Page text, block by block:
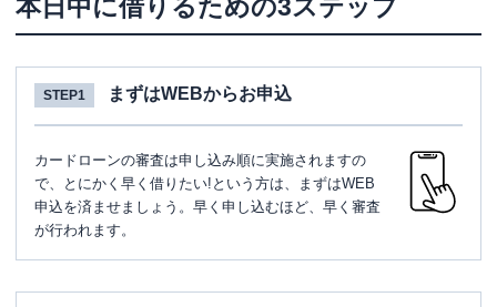
本日中に借りるための3ステップ
STEP1 まずはWEBからお申込
カードローンの審査は申し込み順に実施されますの
で、とにかく早く借りたい!という方は、まずはWEB
申込を済ませましょう。早く申し込むほど、早く審査
が行われます。